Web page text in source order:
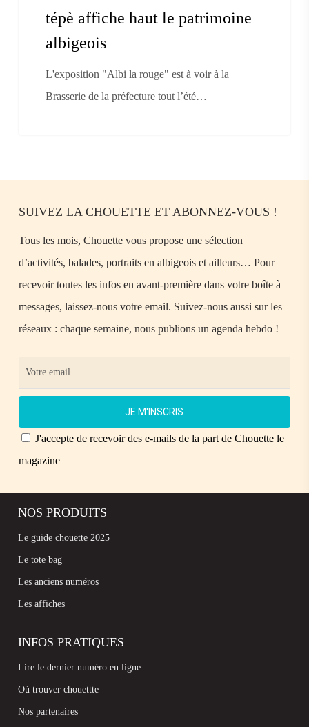
tépè affiche haut le patrimoine
albigeois
L'exposition "Albi la rouge" est à voir à la
Brasserie de la préfecture tout l’été…
SUIVEZ LA CHOUETTE ET ABONNEZ-VOUS !
Tous les mois, Chouette vous propose une sélection
d’activités, balades, portraits en albigeois et ailleurs… Pour
recevoir toutes les infos en avant-première dans votre boîte à
messages, laissez-nous votre email. Suivez-nous aussi sur les
réseaux : chaque semaine, nous publions un agenda hebdo !
J'accepte de recevoir des e-mails de la part de Chouette le
magazine
NOS PRODUITS
Le guide chouette 2025
Le tote bag
Les anciens numéros
Les affiches
INFOS PRATIQUES
Lire le dernier numéro en ligne
Où trouver chouettte
Nos partenaires